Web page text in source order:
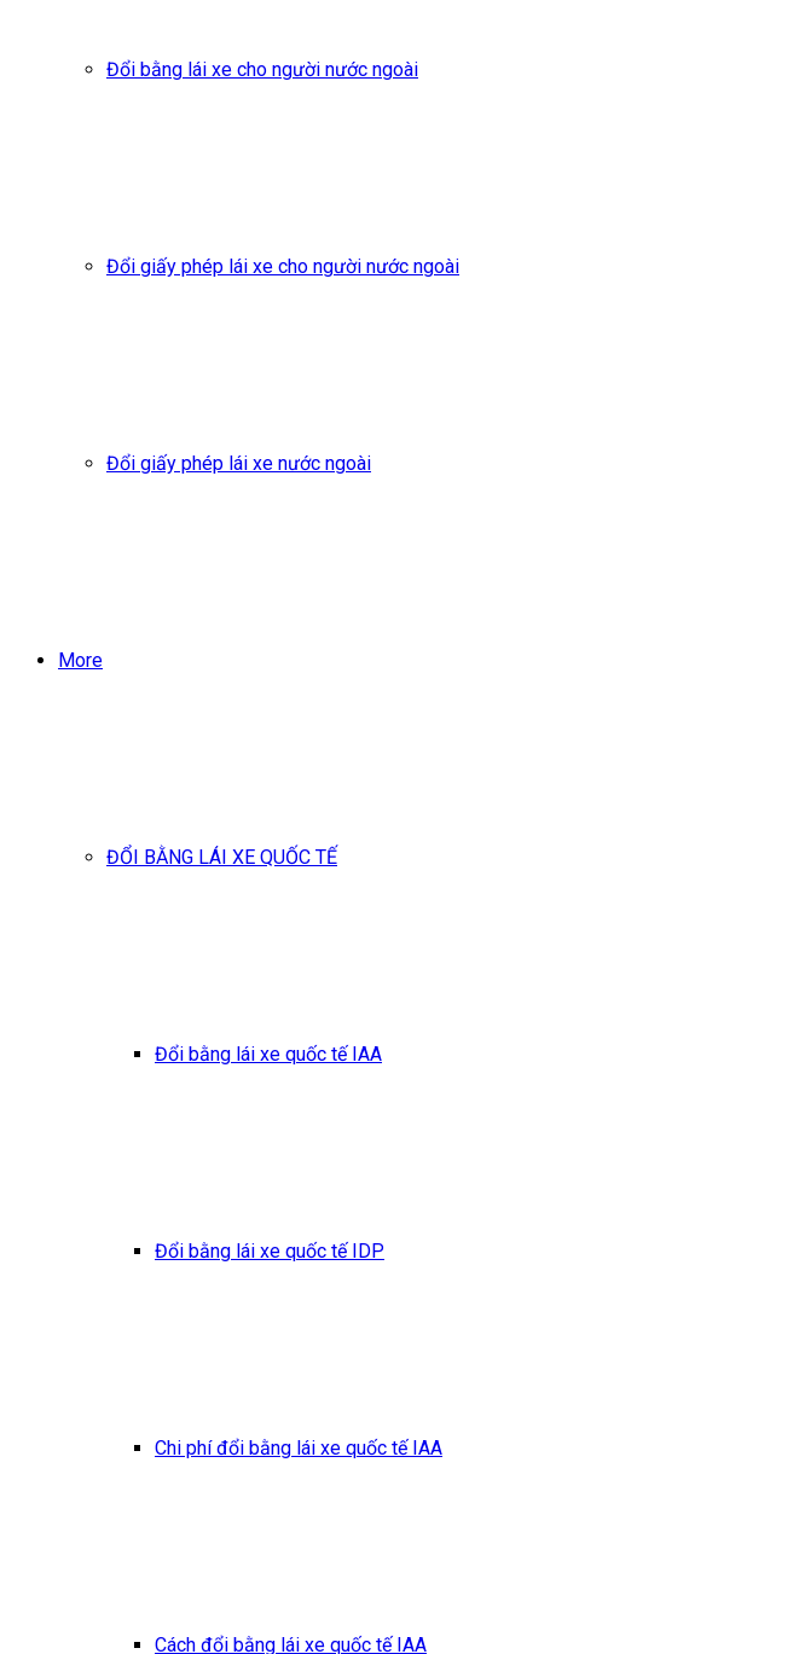
Đổi bằng lái xe cho người nước ngoài
Đổi giấy phép lái xe cho người nước ngoài
Đổi giấy phép lái xe nước ngoài
More
ĐỔI BẰNG LÁI XE QUỐC TẾ
Đổi bằng lái xe quốc tế IAA
Đổi bằng lái xe quốc tế IDP
Chi phí đổi bằng lái xe quốc tế IAA
Cách đổi bằng lái xe quốc tế IAA